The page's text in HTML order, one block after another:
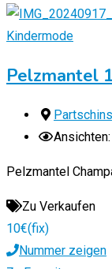
Kindermode
Pelzmantel
Partschins
Pelzmantel
Zu Verkaufen
10€(fix)
Nummer zeigen